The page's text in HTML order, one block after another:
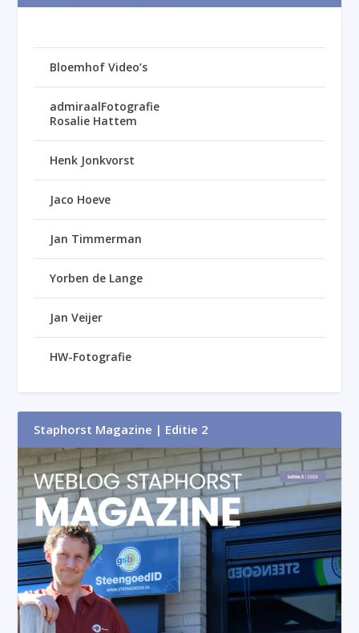
Bloemhof Video’s
admiraalFotografie
Rosalie Hattem
Henk Jonkvorst
Jaco Hoeve
Jan Timmerman
Yorben de Lange
Jan Veijer
HW-Fotografie
Staphorst Magazine | Editie 2